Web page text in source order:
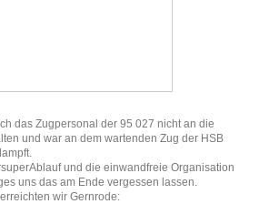
das Zugpersonal der 95 027 nicht an die
und war an dem wartenden Zug der HSB
und die einwandfreie Organisation
uns das am Ende vergessen lassen.
wir Gernrode: